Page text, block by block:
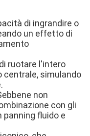
di ingrandire o
un effetto di
ruotare l'intero
centrale, simulando
non
con gli
fluido e